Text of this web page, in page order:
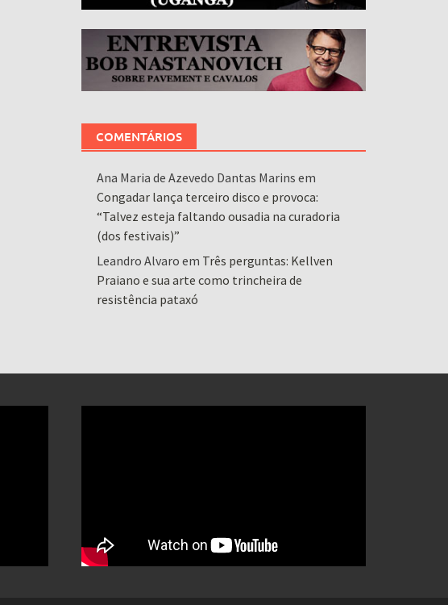
COMENTÁRIOS
Ana Maria de Azevedo Dantas Marins em
Congadar lança terceiro disco e provoca:
“Talvez esteja faltando ousadia na curadoria
(dos festivais)”
Leandro Alvaro em Três perguntas: Kellven
Praiano e sua arte como trincheira de
resistência pataxó